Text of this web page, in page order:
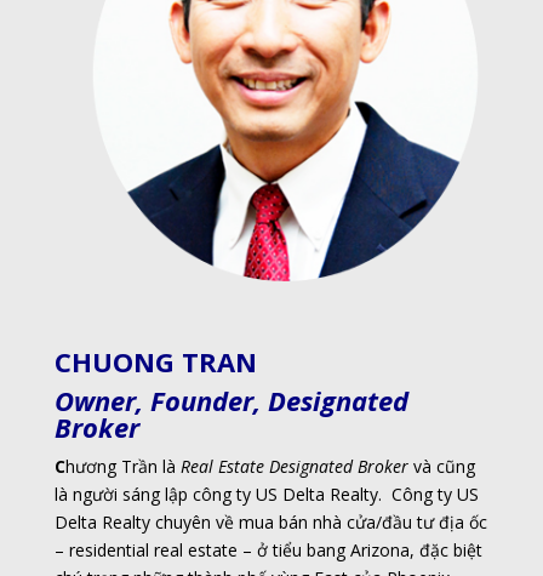
CHUONG TRAN
Owner, Founder, Designated
Broker
Chương Trần là Real Estate Designated Brokervà cũng
là người sáng lập công ty US Delta Realty. Công ty US
Delta Realty chuyên về mua bán nhà cửa/đầu tư địa ốc
– residential real estate – ở tiểu bang Arizona, đặc biệt